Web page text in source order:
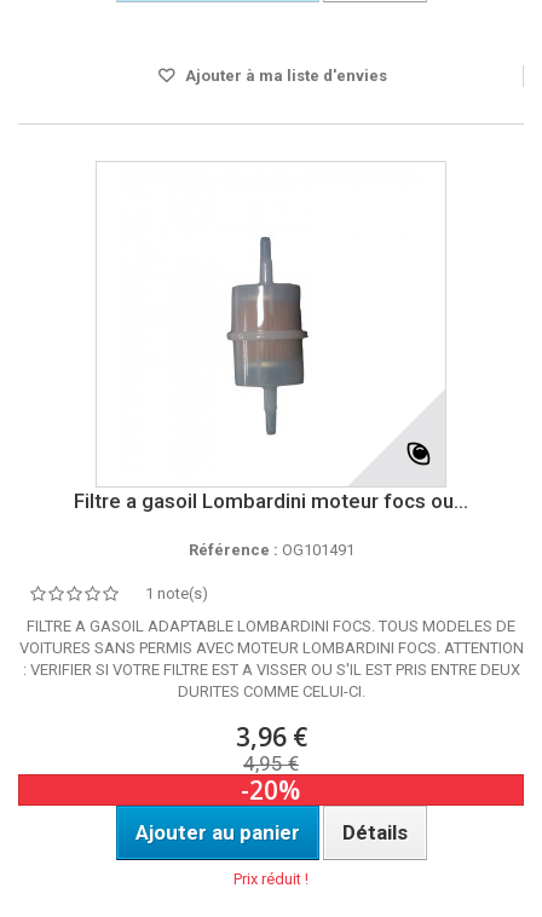
Ajouter à ma liste d'envies
Filtre a gasoil Lombardini moteur focs ou...
Référence : OG101491
1 note(s)
FILTRE A GASOIL ADAPTABLE LOMBARDINI FOCS. TOUS MODELES DE
VOITURES SANS PERMIS AVEC MOTEUR LOMBARDINI FOCS. ATTENTION
: VERIFIER SI VOTRE FILTRE EST A VISSER OU S'IL EST PRIS ENTRE DEUX
DURITES COMME CELUI-CI.
3,96 €
4,95 €
-20%
Ajouter au panier Détails
Prix réduit !